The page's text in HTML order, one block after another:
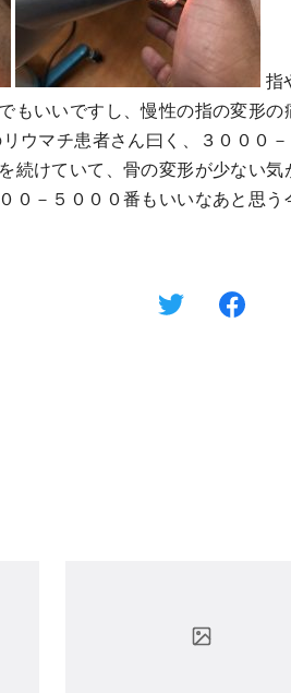
指
もいいですし、慢性の指の変形
ウマチ患者さん曰く、３０００
続けていて、骨の変形が少ない
０－５０００番もいいなあと思